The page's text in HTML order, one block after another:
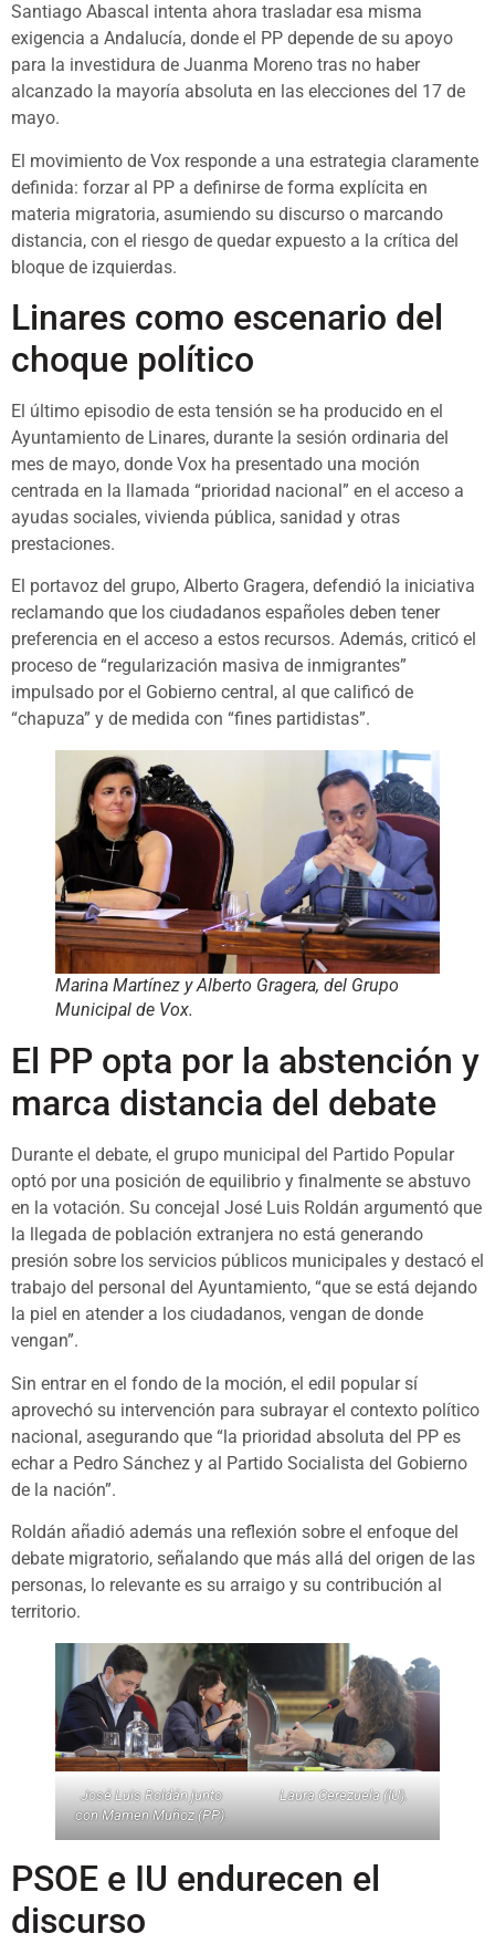
Santiago Abascal intenta ahora trasladar esa misma
exigencia a Andalucía, donde el PP depende de su apoyo
para la investidura de Juanma Moreno tras no haber
alcanzado la mayoría absoluta en las elecciones del 17 de
mayo.
El movimiento de Vox responde a una estrategia claramente
definida: forzar al PP a definirse de forma explícita en
materia migratoria, asumiendo su discurso o marcando
distancia, con el riesgo de quedar expuesto a la crítica del
bloque de izquierdas.
Linares como escenario del
choque político
El último episodio de esta tensión se ha producido en el
Ayuntamiento de Linares, durante la sesión ordinaria del
mes de mayo, donde Vox ha presentado una moción
centrada en la llamada “prioridad nacional” en el acceso a
ayudas sociales, vivienda pública, sanidad y otras
prestaciones.
El portavoz del grupo, Alberto Gragera, defendió la iniciativa
reclamando que los ciudadanos españoles deben tener
preferencia en el acceso a estos recursos. Además, criticó el
proceso de “regularización masiva de inmigrantes”
impulsado por el Gobierno central, al que calificó de
“chapuza” y de medida con “fines partidistas”.
Marina Martínez y Alberto Gragera, del Grupo
Municipal de Vox.
El PP opta por la abstención y
marca distancia del debate
Durante el debate, el grupo municipal del Partido Popular
optó por una posición de equilibrio y finalmente se abstuvo
en la votación. Su concejal José Luis Roldán argumentó que
la llegada de población extranjera no está generando
presión sobre los servicios públicos municipales y destacó el
trabajo del personal del Ayuntamiento, “que se está dejando
la piel en atender a los ciudadanos, vengan de donde
vengan”.
Sin entrar en el fondo de la moción, el edil popular sí
aprovechó su intervención para subrayar el contexto político
nacional, asegurando que “la prioridad absoluta del PP es
echar a Pedro Sánchez y al Partido Socialista del Gobierno
de la nación”.
Roldán añadió además una reflexión sobre el enfoque del
debate migratorio, señalando que más allá del origen de las
personas, lo relevante es su arraigo y su contribución al
territorio.
José Luis Roldán junto
con Mamen Muñoz (PP).
Laura Cerezuela (IU).
PSOE e IU endurecen el
discurso